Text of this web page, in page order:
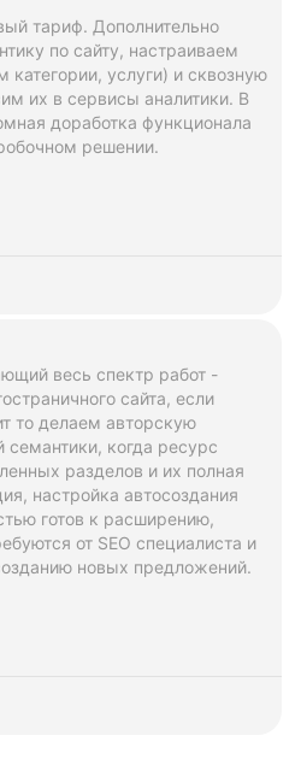
тариф. Дополнительно
по сайту, настраиваем
категории, услуги) и сквозную
их в сервисы аналитики. В
доработка функционала
решении.
весь спектр работ -
сайта, если
то делаем авторскую
семантики, когда ресурс
разделов и их полная
настройка автосоздания
готов к расширению,
от SEO специалиста и
новых предложений.